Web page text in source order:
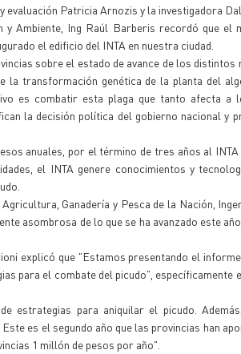
Patricia Arnozis y la investigadora
Ambiente, Ing Raúl Barberis recordó que el
el edificio del INTA en nuestra ciudad.
sobre el estado de avance de los distintos
la transformación genética de la planta del
es combatir esta plaga que tanto afecta a
la decisión política del gobierno nacional y
anuales, por el término de tres años al INTA
el INTA genere conocimientos y
Ganadería y Pesca de la Nación,
asombrosa de lo que se ha avanzado este
explicó que "Estamos presentando el
para el combate del picudo", específicamente
estrategias para aniquilar el picudo.
es el segundo año que las provincias han
1 millón de pesos por año".